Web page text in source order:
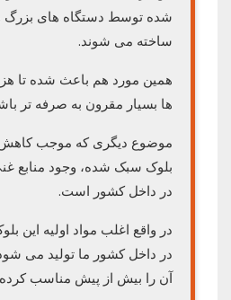
شده توسط دستگاه های بزرگ و
ساخته می شوند.
همین مورد هم باعث شده تا
ها بسیار مقرون به صرفه تر
موضوع دیگری که موجب
بلوک سبک شده، وجود منابع
در داخل کشور است.
در واقع اغلب مواد اولیه این
در داخل کشور ما تولید می
آن را بیش از پیش مناسب